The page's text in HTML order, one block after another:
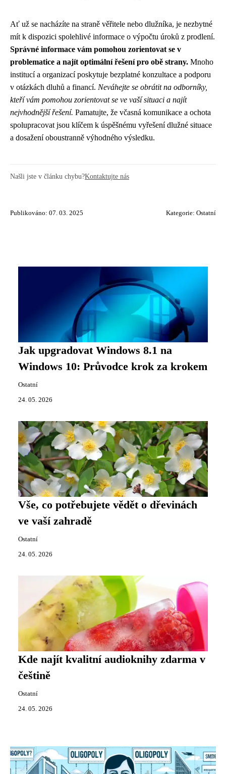
Ať už se nacházíte na straně věřitele nebo dlužníka, je nezbytné
mít k dispozici spolehlivé informace o výpočtu úroků z prodlení.
Správné informace vám pomohou zorientovat se v
problematice a najít optimální řešení pro obě strany. Mnoho
institucí a organizací poskytuje bezplatné konzultace a podporu
v otázkách dluhů a financí. Neváhejte se obrátit na odborníky,
kteří vám pomohou zorientovat se ve vaší situaci a najít
nejvhodnější řešení. Pamatujte, že včasná komunikace a ochota
spolupracovat jsou klíčem k úspěšnému vyřešení dlužné situace
a dosažení oboustranně výhodného výsledku.
Našli jste v článku chybu?Kontaktujte nás
Publikováno: 07. 03. 2025 Kategorie: Ostatní
Jak upgradovat Windows 8.1 na
Windows 10: Průvodce krok za krokem
Ostatní
24. 05. 2026
Vše, co potřebujete vědět o dřevinách
ve vaší zahradě
Ostatní
24. 05. 2026
Kde najít kvalitní audioknihy zdarma v
češtině
Ostatní
24. 05. 2026